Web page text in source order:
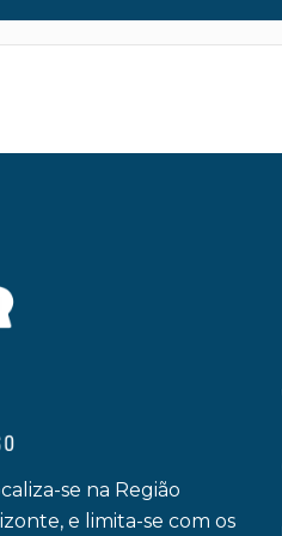
se na Região
e limita-se com os